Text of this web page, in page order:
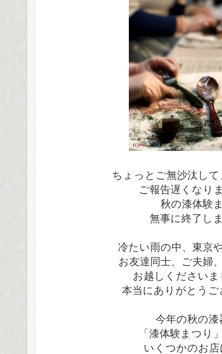
ちょっとご無沙汰し
ご報告遅くなり
秋の漆体験
無事に終了し
冷たい雨の中、東京
お友達同士、ご夫婦
お越しください
本当にありがとう
今年の秋の漆
「漆体験まつり
いくつかのお